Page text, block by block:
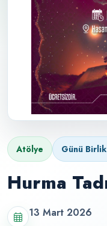
Atölye Günü
Hurma
13 Mart 2026